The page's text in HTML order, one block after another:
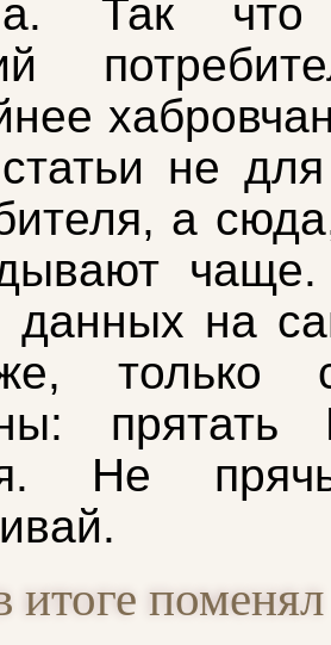
Так что
не для
а
данных на
только
Не
итоге поменял